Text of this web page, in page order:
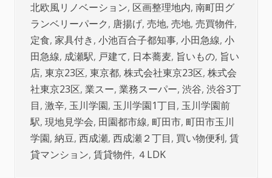
北欧風リノベーション, 区画整理地内, 南町田グ
ランベリーパーク, 唐揚げ, 売地, 売地, 売買物件,
定食, 家具付き, 小池百合子都知事, 小田急線, 小
田急線, 成瀬駅, 戸建て, 日本蕎麦, 旨いもの, 旨い
店, 東京23区, 東京都, 株式会社東京23区, 株式会
社東京23区, 業スー, 業務スーパー, 渋谷, 渋谷3丁
目, 激辛, 玉川学園, 玉川学園1丁目, 玉川学園前
駅, 現地見学会, 田園都市線, 町田市, 町田市玉川
学園, 納豆, 西成瀬, 西成瀬２丁目, 買い物便利, 賃
貸マンション, 賃貸物件, ４LDK